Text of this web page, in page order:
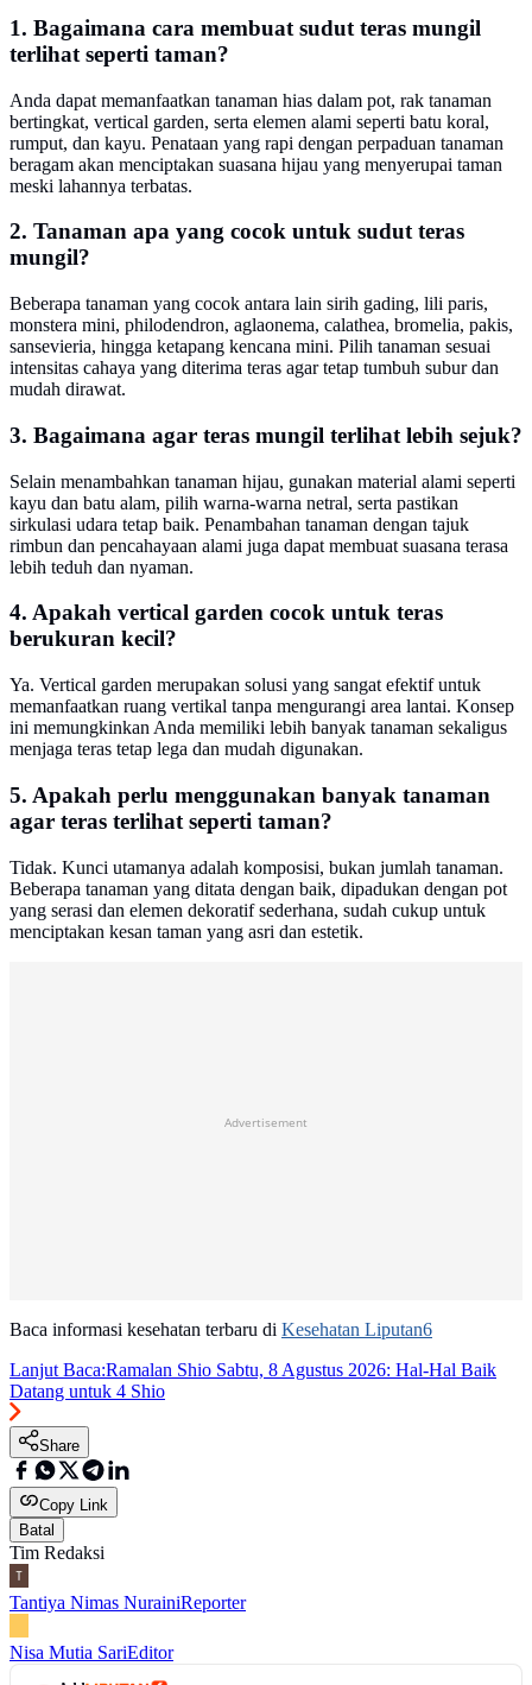
1. Bagaimana cara membuat sudut teras mungil
terlihat seperti taman?
Anda dapat memanfaatkan tanaman hias dalam pot, rak tanaman
bertingkat, vertical garden, serta elemen alami seperti batu koral,
rumput, dan kayu. Penataan yang rapi dengan perpaduan tanaman
beragam akan menciptakan suasana hijau yang menyerupai taman
meski lahannya terbatas.
2. Tanaman apa yang cocok untuk sudut teras
mungil?
Beberapa tanaman yang cocok antara lain sirih gading, lili paris,
monstera mini, philodendron, aglaonema, calathea, bromelia, pakis,
sansevieria, hingga ketapang kencana mini. Pilih tanaman sesuai
intensitas cahaya yang diterima teras agar tetap tumbuh subur dan
mudah dirawat.
3. Bagaimana agar teras mungil terlihat lebih sejuk?
Selain menambahkan tanaman hijau, gunakan material alami seperti
kayu dan batu alam, pilih warna-warna netral, serta pastikan
sirkulasi udara tetap baik. Penambahan tanaman dengan tajuk
rimbun dan pencahayaan alami juga dapat membuat suasana terasa
lebih teduh dan nyaman.
4. Apakah vertical garden cocok untuk teras
berukuran kecil?
Ya. Vertical garden merupakan solusi yang sangat efektif untuk
memanfaatkan ruang vertikal tanpa mengurangi area lantai. Konsep
ini memungkinkan Anda memiliki lebih banyak tanaman sekaligus
menjaga teras tetap lega dan mudah digunakan.
5. Apakah perlu menggunakan banyak tanaman
agar teras terlihat seperti taman?
Tidak. Kunci utamanya adalah komposisi, bukan jumlah tanaman.
Beberapa tanaman yang ditata dengan baik, dipadukan dengan pot
yang serasi dan elemen dekoratif sederhana, sudah cukup untuk
menciptakan kesan taman yang asri dan estetik.
Advertisement
Baca informasi kesehatan terbaru di Kesehatan Liputan6
Lanjut Baca:Ramalan Shio Sabtu, 8 Agustus 2026: Hal-Hal Baik
Datang untuk 4 Shio
Share
Copy Link
Batal
Tim Redaksi
Tantiya Nimas NurainiReporter
Nisa Mutia SariEditor